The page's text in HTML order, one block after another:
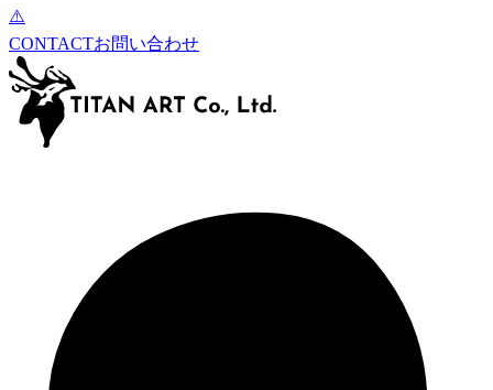
CONTACTお問い合わせ